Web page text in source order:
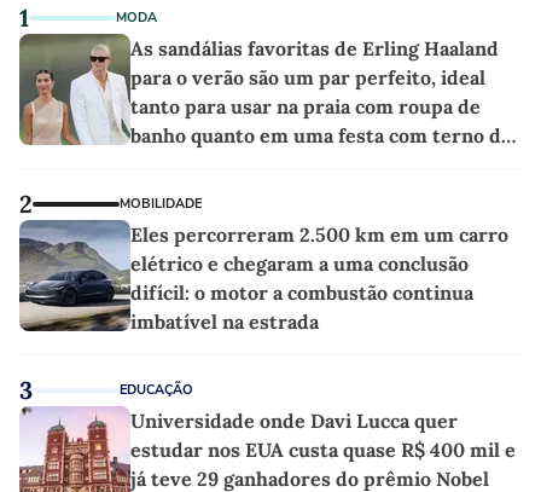
1 MODA
As sandálias favoritas de Erling Haaland
para o verão são um par perfeito, ideal
tanto para usar na praia com roupa de
banho quanto em uma festa com terno de
2 MOBILIDADE
Eles percorreram 2.500 km em um carro
elétrico e chegaram a uma conclusão
difícil: o motor a combustão continua
imbatível na estrada
3 EDUCAÇÃO
Universidade onde Davi Lucca quer
estudar nos EUA custa quase R$ 400 mil e
já teve 29 ganhadores do prêmio Nobel